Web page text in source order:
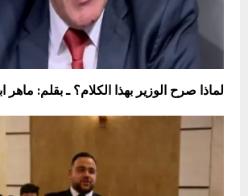
لماذا صرح الوزير بهذا الكلام؟ ـ بقلم: ماهر